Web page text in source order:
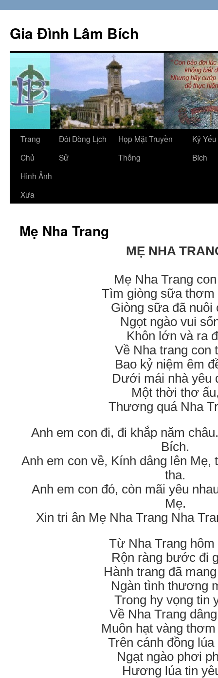
content
Gia Đình Lâm Bích
Trang
Chủ
Đôi Dòng Lịch
Sử
Họp Mặt Truyền
Thống
Kỷ
Bích
Hình Ảnh
Xưa
Mẹ Nha Trang
MẸ NHA
Mẹ Nha Trang
Tìm giòng sữa thơm
Giòng sữa đã nuôi
Ngọt ngào vui
Khôn lớn và ra
Về Nha trang con
Bao kỷ niệm êm
Dưới mái nhà yêu
Một thời thơ
Thương quá Nha
Anh em con đi, đi khắp năm
Bích.
Anh em con về, Kính dâng lên Mẹ,
tha.
Anh em con đó, còn mãi yêu
Mẹ.
Xin tri ân Mẹ Nha Trang Nha
Từ Nha Trang hôm
Rộn ràng bước đi
Hành trang đã
Ngàn tình thương
Trong hy vọng tin
Về Nha Trang
Muôn hạt vàng
Trên cánh đồng
Ngạt ngào phơi
Hương lúa tin